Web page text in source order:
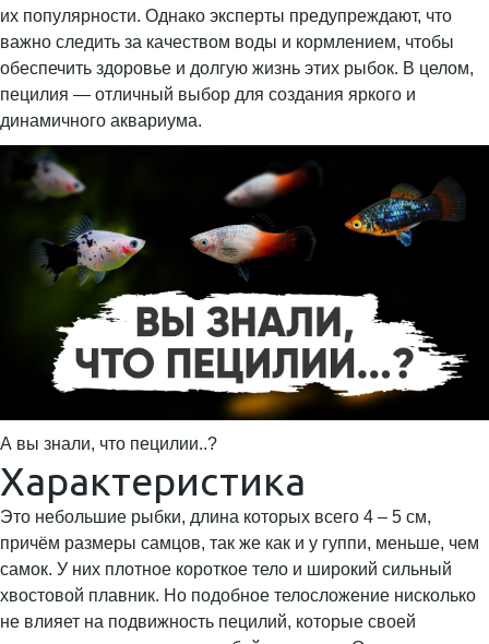
их популярности. Однако эксперты предупреждают, что
важно следить за качеством воды и кормлением, чтобы
обеспечить здоровье и долгую жизнь этих рыбок. В целом,
пецилия — отличный выбор для создания яркого и
динамичного аквариума.
А вы знали, что пецилии..?
Характеристика
Это небольшие рыбки, длина которых всего 4 – 5 см,
причём размеры самцов, так же как и у гуппи, меньше, чем
самок. У них плотное короткое тело и широкий сильный
хвостовой плавник. Но подобное телосложение нисколько
не влияет на подвижность пецилий, которые своей